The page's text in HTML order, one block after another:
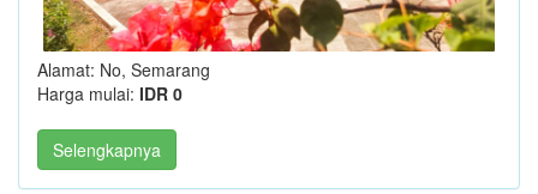
Alamat: No, Semarang
Harga mulai: IDR 0
Selengkapnya